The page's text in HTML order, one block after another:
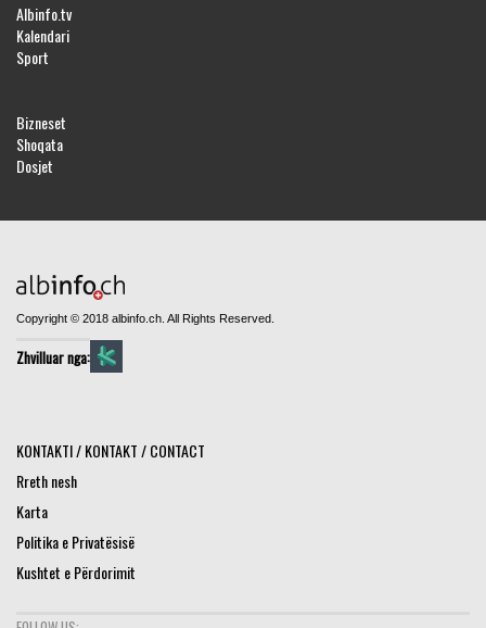
Albinfo.tv
Kalendari
Sport
Bizneset
Shoqata
Dosjet
Copyright © 2018 albinfo.ch. All Rights Reserved.
Zhvilluar nga:
KONTAKTI / KONTAKT / CONTACT
Rreth nesh
Karta
Politika e Privatësisë
Kushtet e Përdorimit